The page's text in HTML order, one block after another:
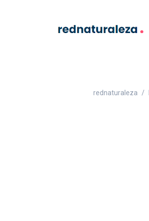
rednaturaleza